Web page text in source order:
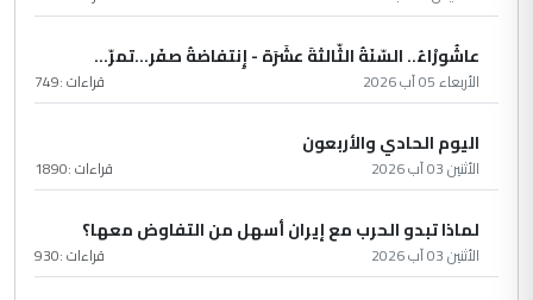
عاشُورْاءُ.. السّنَةُ الثّالثةَ عشَرَة - إِنتفاضةُ صفَر…تمرّ...
الأربعاء 05 آب 2026 قراءات :749
اليوم الحادي والأربعون
الأثنين 03 آب 2026 قراءات :1890
لماذا تبدو الحرب مع إيران أسهل من التفاوض معها؟
الأثنين 03 آب 2026 قراءات :930